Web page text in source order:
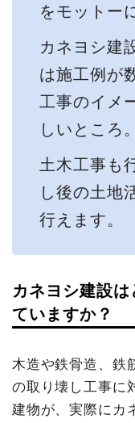
をモットー
カネヨシ建
は施工例が
工事のイメ
しいところ。
土木工事も
し後の土地
行えます。
カネヨシ建設
ていますか？
木造や鉄骨造、鉄
の取り壊し工事に
建物が、実際にカ